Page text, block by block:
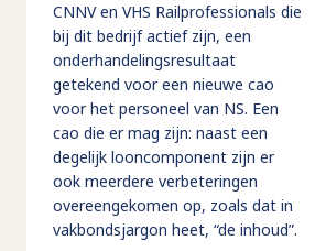
CNNV en VHS Railprofessionals die
bij dit bedrijf actief zijn, een
onderhandelingsresultaat
getekend voor een nieuwe cao
voor het personeel van NS. Een
cao die er mag zijn: naast een
degelijk looncomponent zijn er
ook meerdere verbeteringen
overeengekomen op, zoals dat in
vakbondsjargon heet, “de inhoud”.